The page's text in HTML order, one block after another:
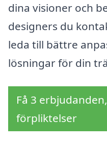
dina visioner och
designers du
leda till bättre
lösningar för din
Få 3
förpliktelser